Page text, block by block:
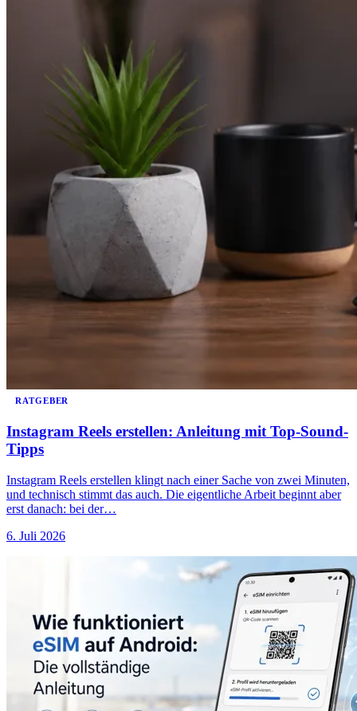
RATGEBER
Instagram Reels erstellen: Anleitung mit Top-Sound-
Tipps
Instagram Reels erstellen klingt nach einer Sache von zwei Minuten,
und technisch stimmt das auch. Die eigentliche Arbeit beginnt aber
erst danach: bei der…
6. Juli 2026